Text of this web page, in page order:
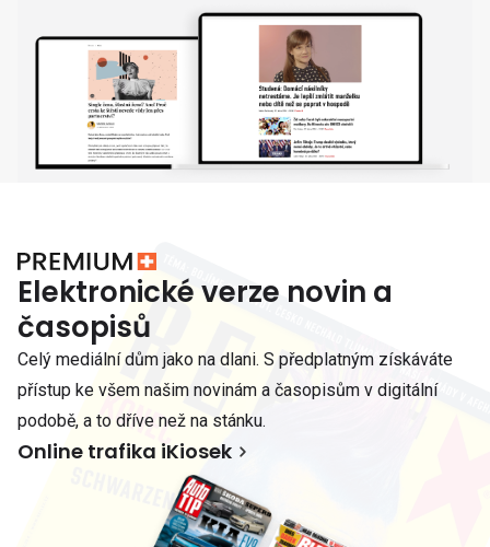
Elektronické verze novin a
časopisů
Celý mediální dům jako na dlani. S předplatným získáváte
přístup ke všem našim novinám a časopisům v digitální
podobě, a to dříve než na stánku.
Online trafika iKiosek